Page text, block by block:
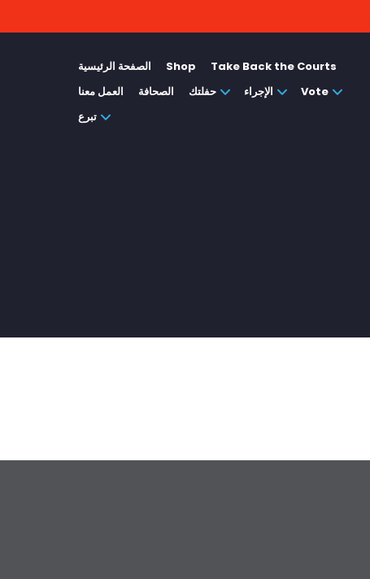
الصفحة الرئيسية Shop
Take Back the Courts
العمل معنا
الصحافة حفلتك الإجراء
Vote
تبرع